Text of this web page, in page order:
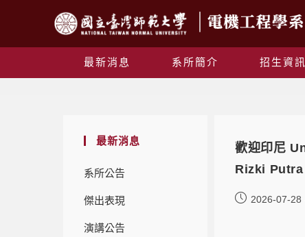
最新消息 系所簡介 招生資訊
最新消息
系所公告
傑出表現
演講公告
歡迎印尼
Rizki Putra
2026-07-28